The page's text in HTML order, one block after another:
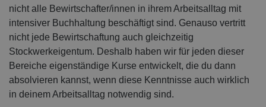
nicht alle Bewirtschafter/innen in ihrem Arbeitsalltag mit
intensiver Buchhaltung beschäftigt sind. Genauso vertritt
nicht jede Bewirtschaftung auch gleichzeitig
Stockwerkeigentum. Deshalb haben wir für jeden dieser
Bereiche eigenständige Kurse entwickelt, die du dann
absolvieren kannst, wenn diese Kenntnisse auch wirklich
in deinem Arbeitsalltag notwendig sind.